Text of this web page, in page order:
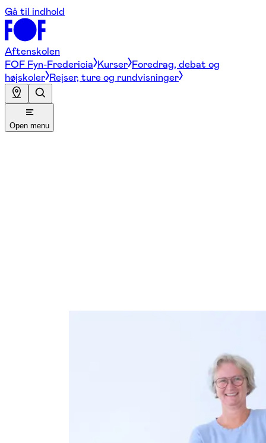
Gå til indhold
Aftenskolen
FOF Fyn-Fredericia Kurser Foredrag, debat og
højskoler Rejser, ture og rundvisninger
Open menu